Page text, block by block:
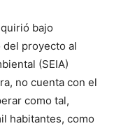
bajo
proyecto al
(SEIA)
no cuenta con el
como tal,
habitantes, como